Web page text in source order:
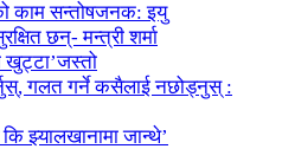
काम सन्तोषजनक: इयु
छन्- मन्त्री शर्मा
खुट्टा’जस्तो
गलत गर्ने कसैलाई नछोड्नुस् :
कि झ्यालखानामा जान्थे’